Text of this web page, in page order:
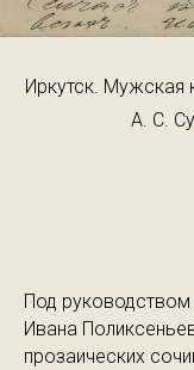
Иркутск. Мужская
А. С.
Под руководством
Ивана
прозаических